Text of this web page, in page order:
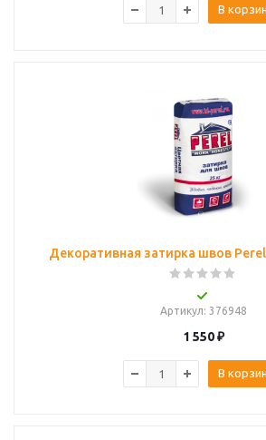
В
Декоративная затирка швов
Артикул: 376948
1 550₽
В